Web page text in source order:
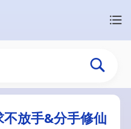
放手&分手修仙